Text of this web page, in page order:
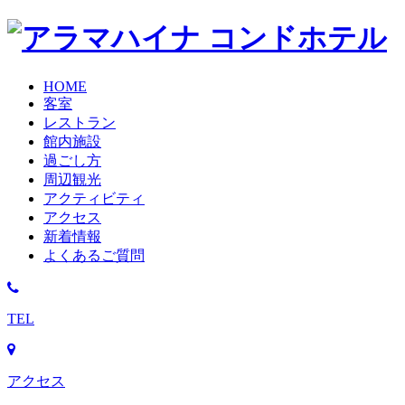
HOME
客室
レストラン
館内施設
過ごし方
周辺観光
アクティビティ
アクセス
新着情報
よくあるご質問
TEL
アクセス